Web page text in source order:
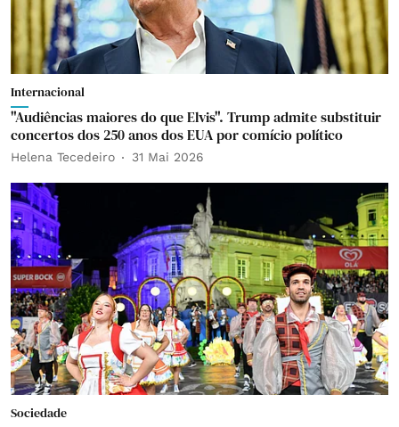
Internacional
"Audiências maiores do que Elvis". Trump admite substituir
concertos dos 250 anos dos EUA por comício político
Helena Tecedeiro 31 Mai 2026
Sociedade